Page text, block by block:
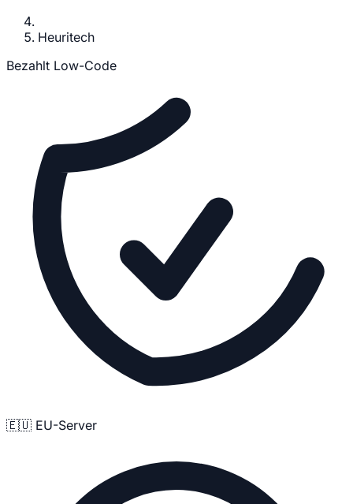
Heuritech
Bezahlt Low-Code
🇪🇺 EU-Server